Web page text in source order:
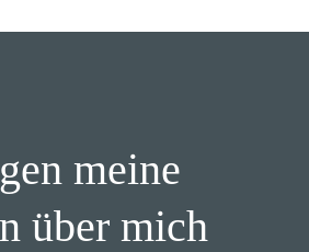
meine
über mich